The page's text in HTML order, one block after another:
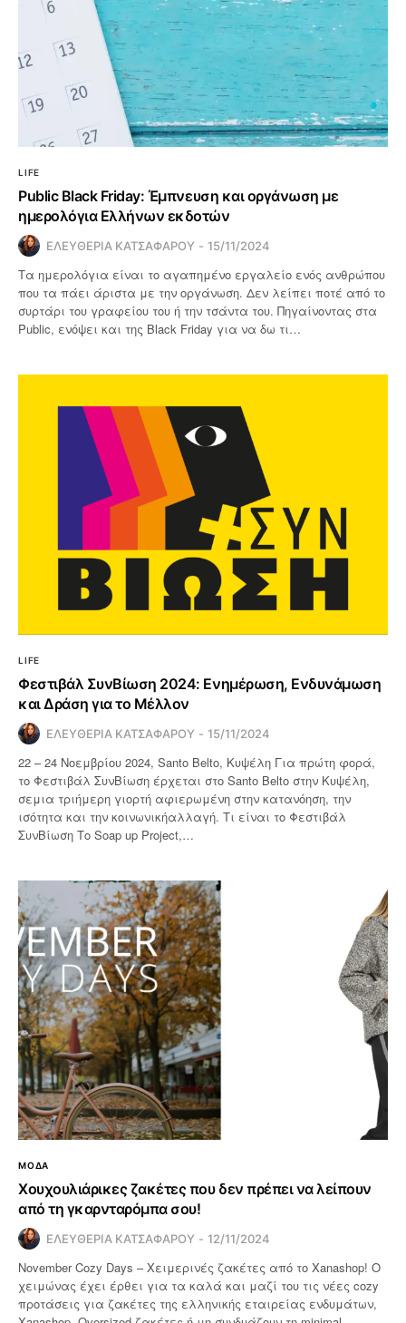
LIFE
Public Black Friday: Έμπνευση και οργάνωση με
ημερολόγια Ελλήνων εκδοτών
ΕΛΕΥΘΕΡΙΑ ΚΑΤΣΑΦΑΡΟΥ 15/11/2024
Τα ημερολόγια είναι το αγαπημένο εργαλείο ενός ανθρώπου
που τα πάει άριστα με την οργάνωση. Δεν λείπει ποτέ από το
συρτάρι του γραφείου του ή την τσάντα του. Πηγαίνοντας στα
Public, ενόψει και της Black Friday για να δω τι…
LIFE
Φεστιβάλ ΣυνΒίωση 2024: Ενημέρωση, Ενδυνάμωση
και Δράση για το Μέλλον
ΕΛΕΥΘΕΡΙΑ ΚΑΤΣΑΦΑΡΟΥ 15/11/2024
22 – 24 Νοεμβρίου 2024, Santo Belto, Κυψέλη Για πρώτη φορά,
το Φεστιβάλ ΣυνΒίωση έρχεται στο Santo Belto στην Κυψέλη,
σεμια τριήμερη γιορτή αφιερωμένη στην κατανόηση, την
ισότητα και την κοινωνικήαλλαγή. Τι είναι το Φεστιβάλ
ΣυνΒίωση Το Soap up Project,…
ΜΟΔΑ
Χουχουλιάρικες ζακέτες που δεν πρέπει να λείπουν
από τη γκαρνταρόμπα σου!
ΕΛΕΥΘΕΡΙΑ ΚΑΤΣΑΦΑΡΟΥ 12/11/2024
November Cozy Days – Χειμερινές ζακέτες από το Xanashop! Ο
χειμώνας έχει έρθει για τα καλά και μαζί του τις νέες cozy
προτάσεις για ζακέτες της ελληνικής εταιρείας ενδυμάτων,